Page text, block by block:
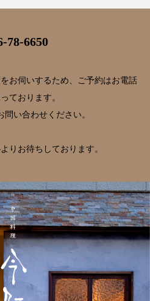
78-6650
お伺いするため、ご予約はお電話
ております。
問い合わせください。
りお待ちしております。